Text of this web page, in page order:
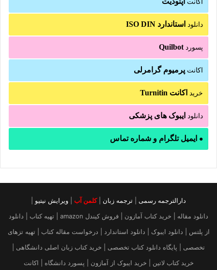
اکانت
دانلود استاندارد ISO DIN
پسوردQuilbot
اکانت پرمیوم گرامرلی
خرید اکانت Turnitin
دانلود ایبوک های پزشکی
● ایمیل تلگرام و شماره تماس
دارالترجمه رسمی ترجمه زبان |کلمن آب ویرایش نیتیو
دانلود مقاله | خرید کتاب آمازون | فروش کیندل amazon | تهیه کتاب | دانلود
از پلتس | دانلود ایبوک | دانلود استاندارد | درخواست مقاله کتاب | تهیه تزهای
تخصصی | پایگاه دانلود کتاب تخصصی | خرید کتاب زبان اصلی دانشگاهی |
خرید کتاب لاتین | خرید ایبوک از آمازون | پسورد دانشگاه | اکانت